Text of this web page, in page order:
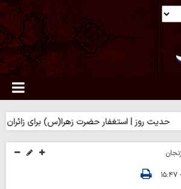
روز | استغفار حضرت زهرا(س) برای زائران امام
زنجان